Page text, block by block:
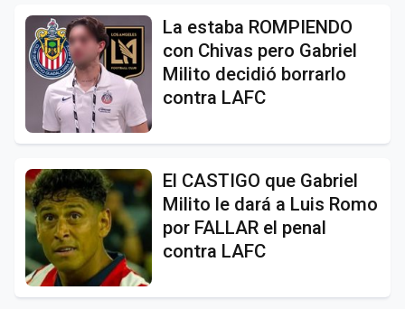
La estaba ROMPIENDO
con Chivas pero Gabriel
Milito decidió borrarlo
contra LAFC
El CASTIGO que Gabriel
Milito le dará a Luis Romo
por FALLAR el penal
contra LAFC